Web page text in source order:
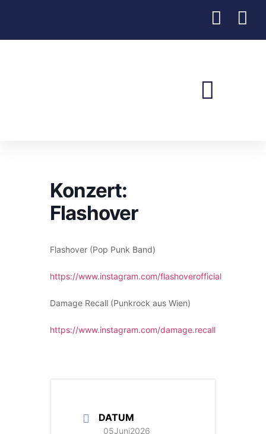
Konzert:
Flashover
Flashover (Pop Punk Band)
https://www.instagram.com/flashoverofficial
Damage Recall (Punkrock aus Wien)
https://www.instagram.com/damage.recall
DATUM
05Juni2026